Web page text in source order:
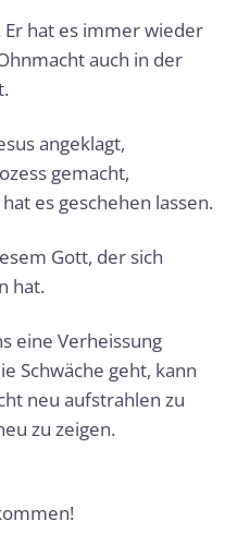
hat es immer wieder
auch in der
angeklagt,
gemacht,
es geschehen lassen.
Gott, der sich
hat.
eine Verheissung
Schwäche geht, kann
neu aufstrah­len zu
zu zeigen.